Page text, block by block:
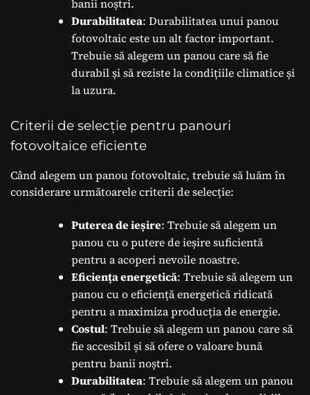
banii noștri.
Durabilitatea: Durabilitatea unui panou
fotovoltaic este un alt factor important.
Trebuie să alegem un panou care să fie
durabil și să reziste la condițiile climatice și
la uzura.
Criterii de selecție pentru panouri
fotovoltaice eficiente
Când alegem un panou fotovoltaic, trebuie să luăm în
considerare următoarele criterii de selecție:
Puterea de ieșire: Trebuie să alegem un
panou cu o putere de ieșire suficientă
pentru a acoperi nevoile noastre.
Eficiența energetică: Trebuie să alegem un
panou cu o eficiență energetică ridicată
pentru a maximiza producția de energie.
Costul: Trebuie să alegem un panou care să
fie accesibil și să ofere o valoare bună
pentru banii noștri.
Durabilitatea: Trebuie să alegem un panou